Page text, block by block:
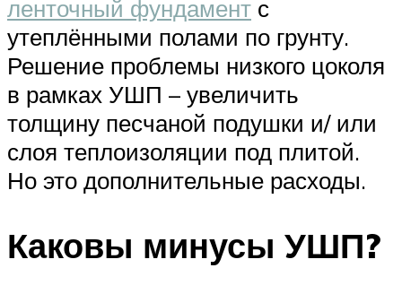
ленточный фундамент с
утеплёнными полами по грунту.
Решение проблемы низкого цоколя
в рамках УШП – увеличить
толщину песчаной подушки и/ или
слоя теплоизоляции под плитой.
Но это дополнительные расходы.
Каковы минусы УШП?